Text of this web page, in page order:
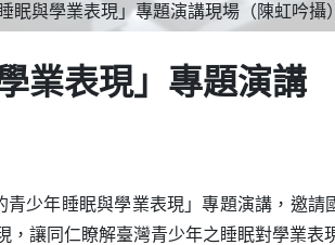
眠與學業表現」專題演講現場（陳虹吟攝
業表現」專題演講
少年睡眠與學業表現」專題演講，邀請
讓同仁瞭解臺灣青少年之睡眠對學業表